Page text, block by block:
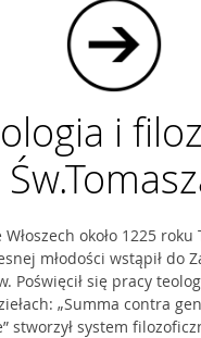
i
około 1225
młodości wstąpił do
Poświęcił się pracy
„Summa contra
stworzył system